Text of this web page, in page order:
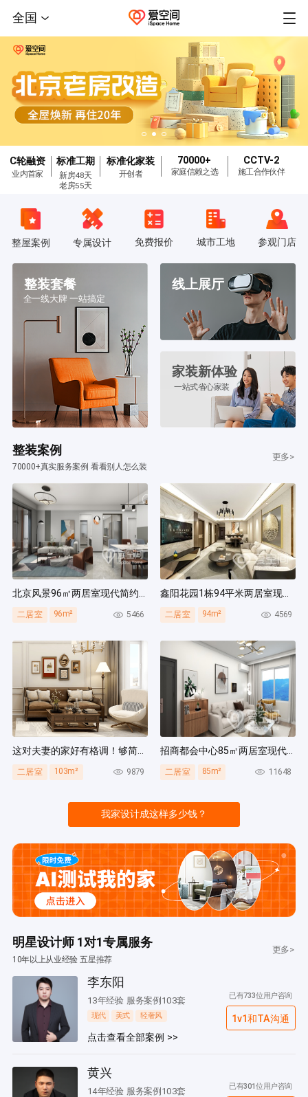
全国
C轮融资
业内首家
标准工期
新房48天
老房55天
标准化家装
开创者
70000+
家庭信赖之选
CCTV-2
施工合作伙伴
整屋案例 专属设计 免费报价 城市工地 参观门店
整装套餐
全一线大牌 一站搞定
线上展厅
家装新体验
一站式省心家装
整装案例
70000+真实服务案例 看看别人怎么装
更多>
北京风景96㎡两居室现代简约风装修案例
二居室 96m² 5466
鑫阳花园1栋94平米两居室现代简约风装修案例
二居室 94m² 4569
这对夫妻的家好有格调！够简洁还复古，好打扫卫生太贴心~
二居室 103m² 9879
招商都会中心85㎡两居室现代简约风装修案例
二居室 85m² 11648
我家设计成这样多少钱？
明星设计师 1对1专属服务
10年以上从业经验 五星推荐
更多>
李东阳
13年经验 服务案例103套
现代 美式 轻奢风
点击查看全部案例 >>
已有733位用户咨询
1v1和TA沟通
黄兴
14年经验 服务案例103套 已有301位用户咨询